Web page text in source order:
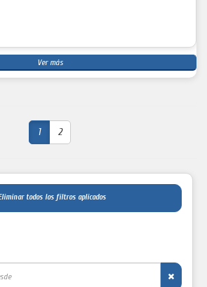
Ver más
1 2
todos los filtros aplicados